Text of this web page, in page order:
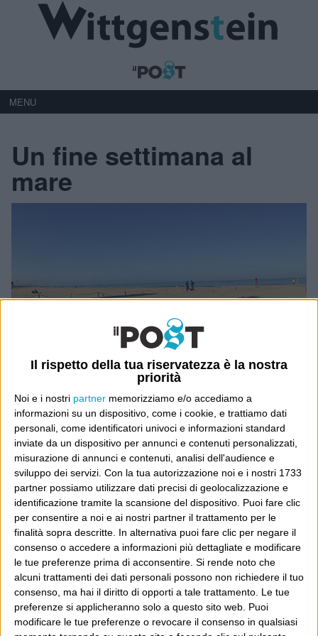
Il rispetto della tua riservatezza è la nostra
priorità
Noi e i nostri partner memorizziamo e/o accediamo a
informazioni su un dispositivo, come i cookie, e trattiamo dati
personali, come identificatori univoci e informazioni standard
inviate da un dispositivo per annunci e contenuti personalizzati,
misurazione di annunci e contenuti, analisi dell'audience e
sviluppo dei servizi. Con la tua autorizzazione noi e i nostri 1733
partner possiamo utilizzare dati precisi di geolocalizzazione e
identificazione tramite la scansione del dispositivo. Puoi fare clic
per consentire a noi e ai nostri partner il trattamento per le
finalità sopra descritte. In alternativa puoi fare clic per negare il
consenso o accedere a informazioni più dettagliate e modificare
le tue preferenze prima di acconsentire. Si rende noto che
alcuni trattamenti dei dati personali possono non richiedere il tuo
consenso, ma hai il diritto di opporti a tale trattamento. Le tue
preferenze si applicheranno solo a questo sito web. Puoi
modificare le tue preferenze o revocare il consenso in qualsiasi
MENU
Un fine settimana al
mare
Ultimi articoli
La sinistra de coccio
Don’t feed the trolls
A chi pensi, quando senti dire “patrimoniale”?
Con due pistole caricate a salve e un canestro di parole
Cinquantaquattro contro quarantasei